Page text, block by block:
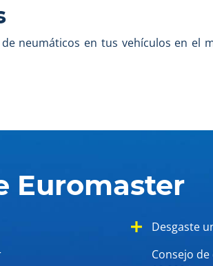
neumáticos en tus vehículos en el
Euromaster
Desgaste
Consejo